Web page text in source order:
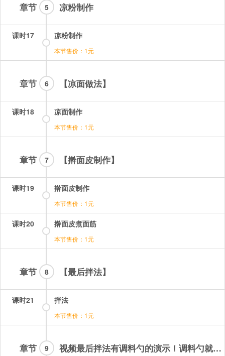
章节 凉粉制作
5
课时17 凉粉制作
本节售价：1元
章节 【凉面做法】
6
课时18 凉面制作
本节售价：1元
章节 【擀面皮制作】
7
课时19 擀面皮制作
本节售价：1元
课时20 擀面皮煮面筋
本节售价：1元
章节 【最后拌法】
8
课时21 拌法
本节售价：1元
章节 视频最后拌法有调料勺的演示！调料勺就是普通的调料勺或火锅勺子，直径大概六厘米深度2厘米各种调料按照体积
9